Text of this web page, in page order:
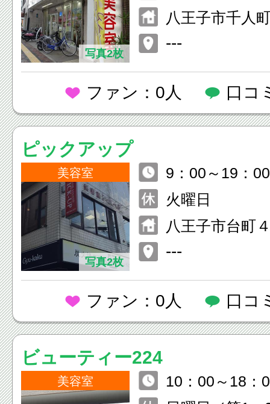
写真2枚
八王子市千人
---
ファン：0人 口コ
ピックアップ
美容室
写真2枚
9：00～19：00
火曜日
八王子市台町
---
ファン：0人 口コ
ビューティー224
美容室
10：00～18：